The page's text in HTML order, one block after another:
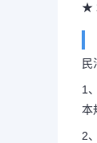
★
民
1
本
2